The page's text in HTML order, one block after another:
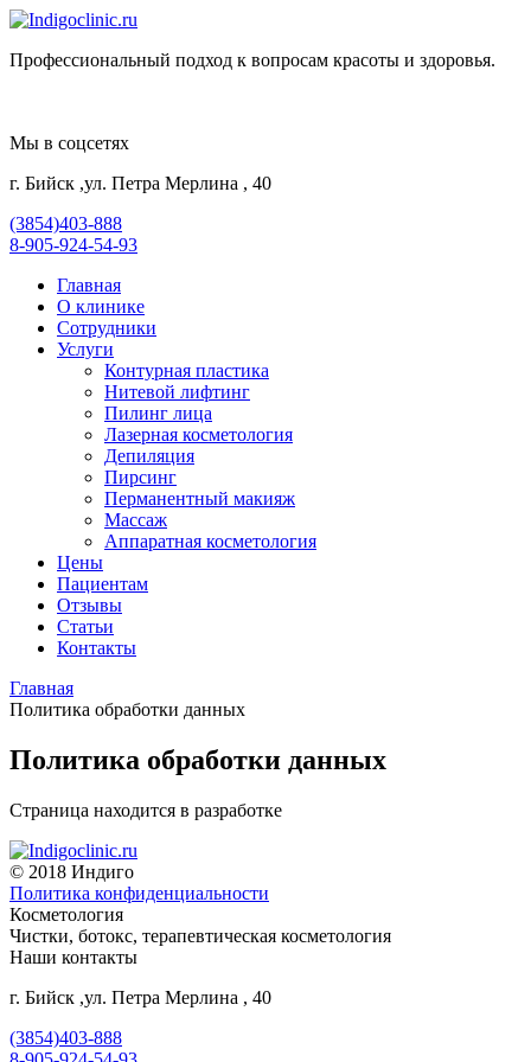
Профессиональный подход к вопросам красоты и здоровья.
Мы в соцсетях
г. Бийск ,ул. Петра Мерлина , 40
(3854)403-888
8-905-924-54-93
Главная
О клинике
Сотрудники
Услуги
Контурная пластика
Нитевой лифтинг
Пилинг лица
Лазерная косметология
Депиляция
Пирсинг
Перманентный макияж
Массаж
Аппаратная косметология
Цены
Пациентам
Отзывы
Статьи
Контакты
Главная
Политика обработки данных
Политика обработки данных
Страница находится в разработке
© 2018 Индиго
Политика конфиденциальности
Косметология
Чистки, ботокс, терапевтическая косметология
Наши контакты
г. Бийск ,ул. Петра Мерлина , 40
(3854)403-888